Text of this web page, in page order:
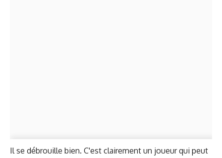
Il se débrouille bien. C'est clairement un joueur qui peut